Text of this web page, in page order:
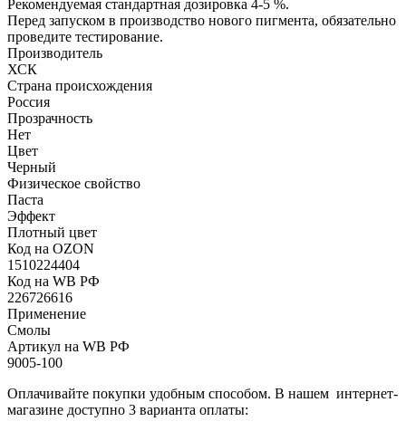
Рекомендуемая стандартная дозировка 4-5 %.
Перед запуском в производство нового пигмента, обязательно
проведите тестирование.
Производитель
ХСК
Страна происхождения
Россия
Прозрачность
Нет
Цвет
Черный
Физическое свойство
Паста
Эффект
Плотный цвет
Код на OZON
1510224404
Код на WB РФ
226726616
Применение
Смолы
Артикул на WB РФ
9005-100
Оплачивайте покупки удобным способом. В нашем интернет-
магазине доступно 3 варианта оплаты: